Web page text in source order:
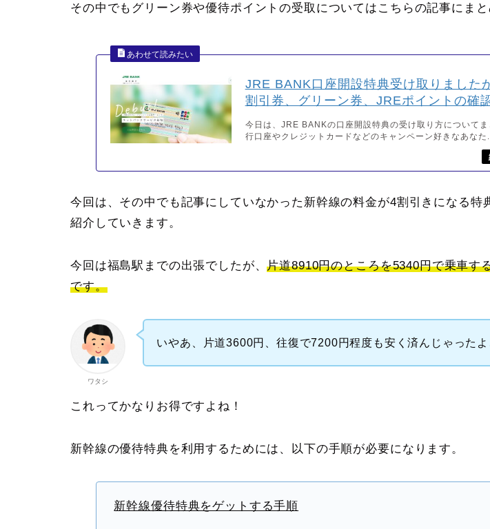
その中でもグリーン券や優待ポイントの受取についてはこちらの記事にまと
JRE BANK口座開設特典受け取りました
割引券、グリーン券、JREポイントの確
今日は、JRE BANKの口座開設特典の受け取り方についてま
行口座やクレジットカードなどのキャンペーン好きなあなた
今回は、その中でも記事にしていなかった新幹線の料金が4割引きになる特
紹介していきます。
今回は福島駅までの出張でしたが、片道8910円のところを5340円で乗車す
です。
ワタシ
いやあ、片道3600円、往復で7200円程度も安く済んじゃった
これってかなりお得ですよね！
新幹線の優待特典を利用するためには、以下の手順が必要になります。
新幹線優待特典をゲットする手順